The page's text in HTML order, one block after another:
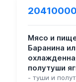
Мясо и
Баранина
полутуши
- туши и